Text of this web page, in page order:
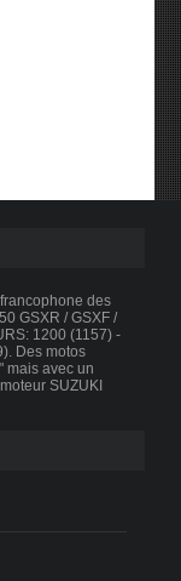
des
GSXR / GSXF /
1200 (1157) -
Des motos
mais avec un
SUZUKI